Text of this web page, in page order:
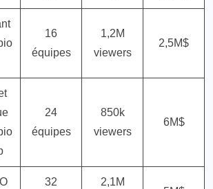
16
équipes
1,2M
viewers
2,5M$
24
équipes
850k
viewers
6M$
32
2,1M